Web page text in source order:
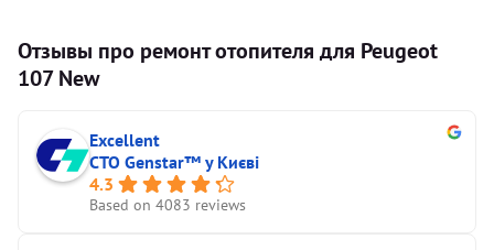
Отзывы про ремонт отопителя для Peugeot
107 New
Excellent
СТО Genstar™ у Києві
4.3
Based on 4083 reviews